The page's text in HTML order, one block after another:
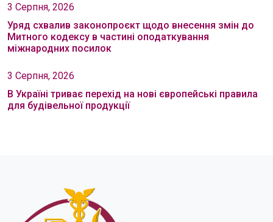
3 Серпня, 2026
Уряд схвалив законопроєкт щодо внесення змін до
Митного кодексу в частині оподаткування
міжнародних посилок
3 Серпня, 2026
В Україні триває перехід на нові європейські правила
для будівельної продукції